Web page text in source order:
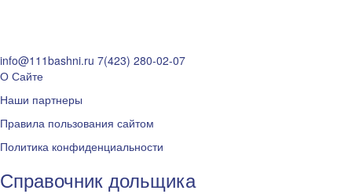
info@111bashni.ru 7(423) 280-02-07
О Сайте
Наши партнеры
Правила пользования сайтом
Политика конфиденциальности
Справочник дольщика